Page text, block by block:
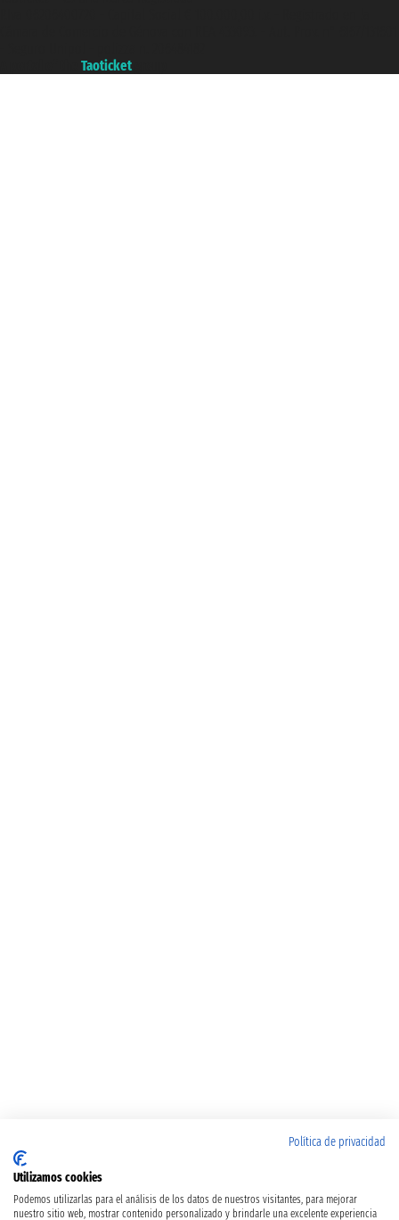
Taoticket
Política de privacidad
Utilizamos cookies
Podemos utilizarlas para el análisis de los datos de nuestros visitantes, para mejorar
nuestro sitio web, mostrar contenido personalizado y brindarle una excelente experiencia